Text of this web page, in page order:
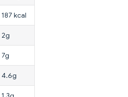
187 kcal
2g
7g
4.6g